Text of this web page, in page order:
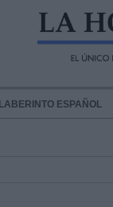
LABERINTO ESPAÑOL